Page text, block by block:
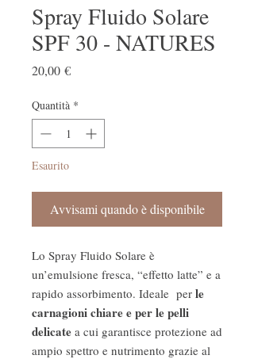
Spray Fluido Solare
SPF 30 - NATURES
20,00 €Prezzo
Quantità *
Esaurito
Avvisami quando è disponibile
Lo Spray Fluido Solare è
un’emulsione fresca, “effetto latte” e a
rapido assorbimento. Ideale per le
carnagioni chiare e per le pelli
delicate a cui garantisce protezione ad
ampio spettro e nutrimento grazie al